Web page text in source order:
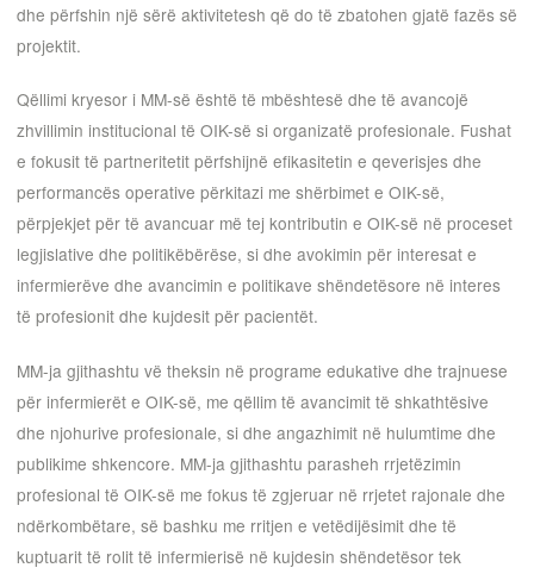
dhe përfshin një sërë aktivitetesh që do të zbatohen gjatë fazës së
projektit.
Qëllimi kryesor i MM-së është të mbështesë dhe të avancojë
zhvillimin institucional të OIK-së si organizatë profesionale. Fushat
e fokusit të partneritetit përfshijnë efikasitetin e qeverisjes dhe
performancës operative përkitazi me shërbimet e OIK-së,
përpjekjet për të avancuar më tej kontributin e OIK-së në proceset
legjislative dhe politikëbërëse, si dhe avokimin për interesat e
infermierëve dhe avancimin e politikave shëndetësore në interes
të profesionit dhe kujdesit për pacientët.
MM-ja gjithashtu vë theksin në programe edukative dhe trajnuese
për infermierët e OIK-së, me qëllim të avancimit të shkathtësive
dhe njohurive profesionale, si dhe angazhimit në hulumtime dhe
publikime shkencore. MM-ja gjithashtu parasheh rrjetëzimin
profesional të OIK-së me fokus të zgjeruar në rrjetet rajonale dhe
ndërkombëtare, së bashku me rritjen e vetëdijësimit dhe të
kuptuarit të rolit të infermierisë në kujdesin shëndetësor tek